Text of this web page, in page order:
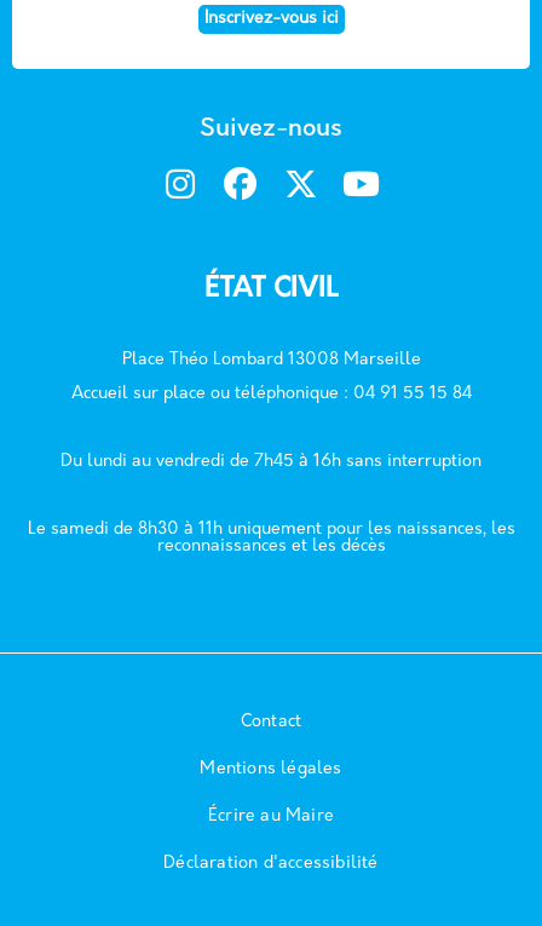
Inscrivez-vous ici
Suivez-nous
ÉTAT CIVIL
Place Théo Lombard 13008 Marseille
Accueil sur place ou téléphonique : 04 91 55 15 84
Du lundi au vendredi de 7h45 à 16h sans interruption
Le samedi de 8h30 à 11h uniquement pour les naissances, les
reconnaissances et les décès
Contact
Mentions légales
Écrire au Maire
Déclaration d'accessibilité